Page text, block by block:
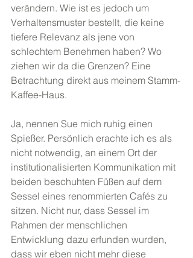
verändern. Wie ist es jedoch um
Verhaltensmuster bestellt, die keine
tiefere Relevanz als jene von
schlechtem Benehmen haben? Wo
ziehen wir da die Grenzen? Eine
Betrachtung direkt aus meinem Stamm-
Kaffee-Haus.
Ja, nennen Sue mich ruhig einen
Spießer. Persönlich erachte ich es als
nicht notwendig, an einem Ort der
institutionalisierten Kommunikation mit
beiden beschuhten Füßen auf dem
Sessel eines renommierten Cafés zu
sitzen. Nicht nur, dass Sessel im
Rahmen der menschlichen
Entwicklung dazu erfunden wurden,
dass wir eben nicht mehr diese